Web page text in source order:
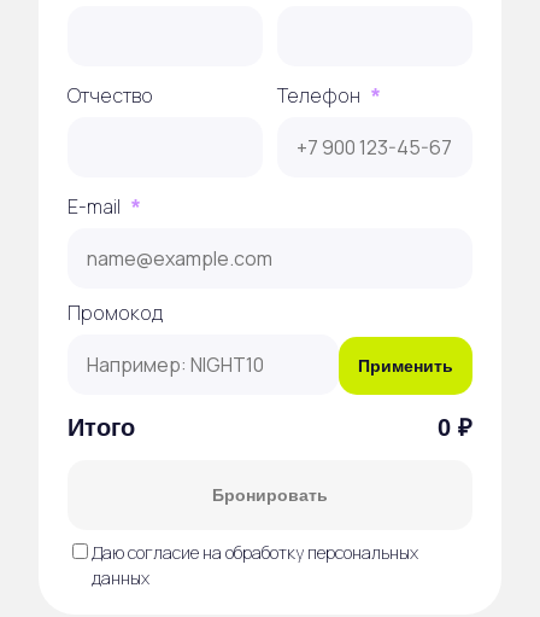
Отчество Телефон *
E-mail *
Промокод
Применить
Итого 0 ₽
Бронировать
Даю согласие на обработку персональных
данных